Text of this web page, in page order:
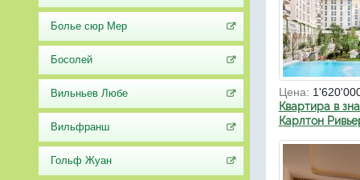
Болье сюр Мер
Босолей
Вильньев Любе
Вильфранш
Гольф Жуан
Цена:
Квартира в
Карлтон